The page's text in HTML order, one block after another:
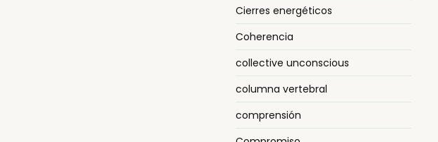
Cierres energéticos
Coherencia
collective unconscious
columna vertebral
comprensión